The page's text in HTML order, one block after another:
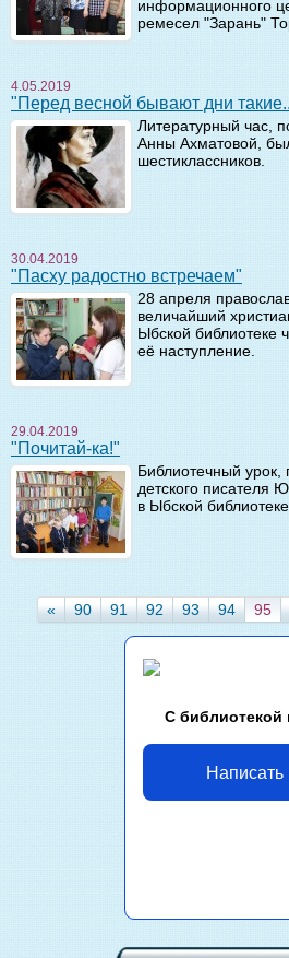
информационного
ремесел "Зарань"
4.05.2019
"Перед весной бывают дни
Литературный час,
Анны Ахматовой,
шестиклассников.
30.04.2019
"Пасху радостно встречаем"
28 апреля
величайший
Ыбской библиотеке
её наступление.
29.04.2019
"Почитай-ка!"
Библиотечный урок,
детского писателя
в Ыбской библиотеке.
« 90 91 92 93 94 95
С библиотекой
Написать